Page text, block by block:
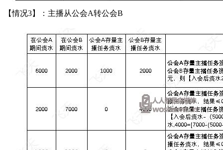
【情况3】：主播从公会A转公会B